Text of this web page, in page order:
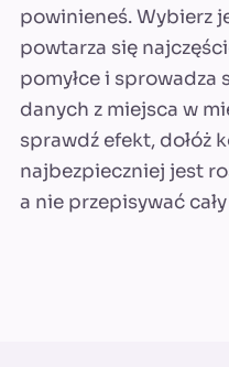
powinieneś. Wybierz
powtarza się
pomyłce i sprowadza
danych z miejsca w
sprawdź efekt, dołóż
najbezpieczniej jest
a nie przepisywać